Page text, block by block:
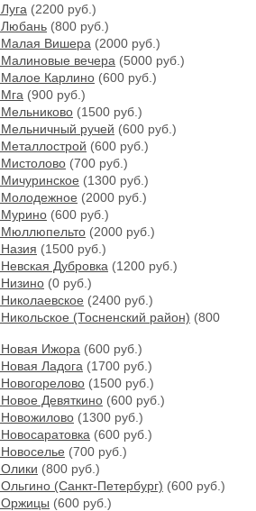
(2200 руб.)
Любань (800 руб.)
Малая Вишера (2000 руб.)
Малиновые вечера (5000 руб.)
Малое Карлино (600 руб.)
(900 руб.)
Мельниково (1500 руб.)
Мельничный ручей (600 руб.)
Металлострой (600 руб.)
Мистолово (700 руб.)
(1300 руб.)
Молодежное (2000 руб.)
Мурино (600 руб.)
Мюллюпельто (2000 руб.)
(1500 руб.)
Дубровка (1200 руб.)
Низино (0 руб.)
(2400 руб.)
(Тосненский район) (800
Новая Ижора (600 руб.)
Ладога (1700 руб.)
(1500 руб.)
Девяткино (600 руб.)
Новожилово (1300 руб.)
(600 руб.)
(700 руб.)
Олики (800 руб.)
(Санкт-Петербург) (600 руб.)
Оржицы (600 руб.)